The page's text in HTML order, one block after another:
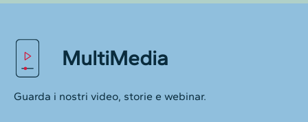
MultiMedia
Guarda i nostri video, storie e webinar.